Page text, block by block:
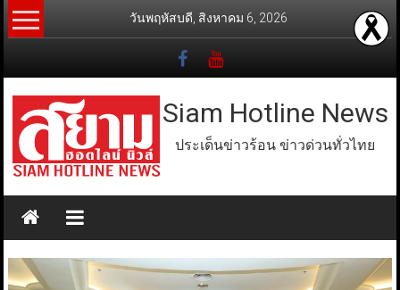
Skip
to
วันพฤหัสบดี, สิงหาคม 6, 2026
Siam Hotline News
ประเด็นข่าวร้อน ข่าวด่วนทั่วไทย